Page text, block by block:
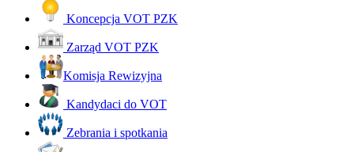
Koncepcja VOT PZK
Zarząd VOT PZK
Komisja Rewizyjna
Kandydaci do VOT
Zebrania i spotkania